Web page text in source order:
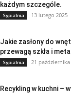
każdym szczególe.
Sypialnia 13 lutego 2025
Jakie zasłony do
przewagą szkła i
Sypialnia 21 października
Recykling w kuchni –